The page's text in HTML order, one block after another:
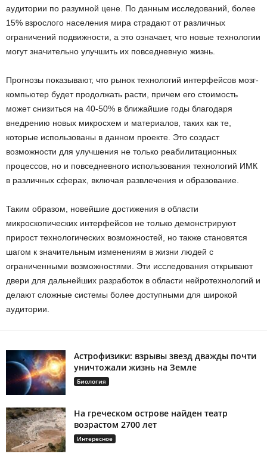
аудитории по разумной цене. По данным исследований, более
15% взрослого населения мира страдают от различных
ограничений подвижности, а это означает, что новые технологии
могут значительно улучшить их повседневную жизнь.
Прогнозы показывают, что рынок технологий интерфейсов мозг-
компьютер будет продолжать расти, причем его стоимость
может снизиться на 40-50% в ближайшие годы благодаря
внедрению новых микросхем и материалов, таких как те,
которые использованы в данном проекте. Это создаст
возможности для улучшения не только реабилитационных
процессов, но и повседневного использования технологий ИМК
в различных сферах, включая развлечения и образование.
Таким образом, новейшие достижения в области
микроскопических интерфейсов не только демонстрируют
прирост технологических возможностей, но также становятся
шагом к значительным изменениям в жизни людей с
ограниченными возможностями. Эти исследования открывают
двери для дальнейших разработок в области нейротехнологий и
делают сложные системы более доступными для широкой
аудитории.
Астрофизики: взрывы звезд дважды почти
уничтожали жизнь на Земле
Биология
На греческом острове найден театр
возрастом 2700 лет
Интересное